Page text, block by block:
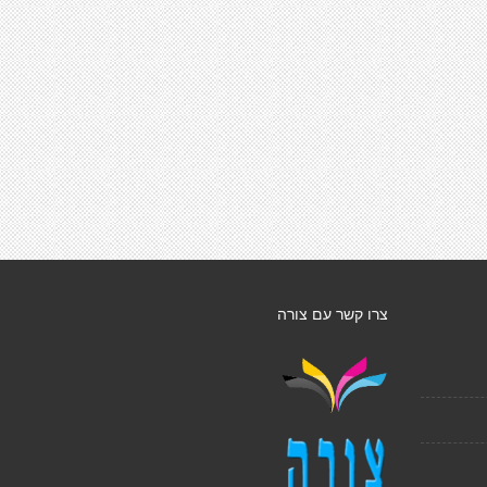
צרו קשר עם צורה